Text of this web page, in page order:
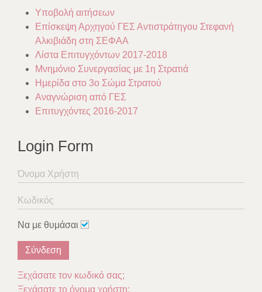
Υποβολή αιτήσεων
Επίσκεψη Αρχηγού ΓΕΣ Αντιστράτηγου Στεφανή
Αλκιβιάδη στη ΣΕΦΑΑ
Λίστα Επιτυγχόντων 2017-2018
Μνημόνιο Συνεργασίας με 1η Στρατιά
Ημερίδα στο 3ο Σώμα Στρατού
Αναγνώριση από ΓΕΣ
Επιτυγχόντες 2016-2017
Login Form
Να με θυμάσαι
Σύνδεση
Ξεχάσατε τον κωδικό σας;
Ξεχάσατε το όνομα χρήστη;